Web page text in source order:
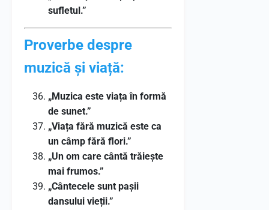
sufletul.”
Proverbe despre
muzică și viață:
„Muzica este viața în formă
de sunet.”
„Viața fără muzică este ca
un câmp fără flori.”
„Un om care cântă trăiește
mai frumos.”
„Cântecele sunt pașii
dansului vieții.”